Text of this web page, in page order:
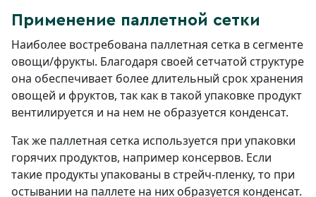
Применение паллетной сетки
Наиболее востребована паллетная сетка в сегменте
овощи/фрукты. Благодаря своей сетчатой структуре
она обеспечивает более длительный срок хранения
овощей и фруктов, так как в такой упаковке продукт
вентилируется и на нем не образуется конденсат.
Так же паллетная сетка используется при упаковки
горячих продуктов, например консервов. Если
такие продукты упакованы в стрейч-пленку, то при
остывании на паллете на них образуется конденсат.